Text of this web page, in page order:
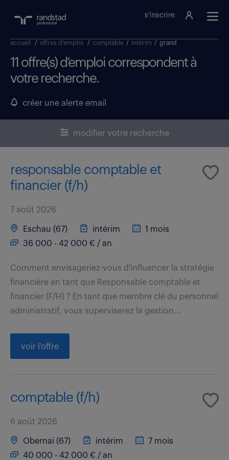
s'inscrire
accueil / offres d'emploi / comptable / intérim / grand
11 offre(s) d’emploi correspondent à
votre recherche.
créer une alerte email
modifier votre recherche
responsable comptable et
financier (f/h)
7 août 2026
Eschau (67) intérim
1 mois
36 000 - 42 000 € / an
Comment envisageriez-vous d'influencer la stratégie
financière en tant que Responsable comptable et
financier (F/H) ? En tant que membre clé du personnel
administratif, vous superviserez la gestion...
voir l'offre
comptable (f/h)
6 août 2026
Obernai (67) intérim
7 mois
40 000 - 42 000 € / an